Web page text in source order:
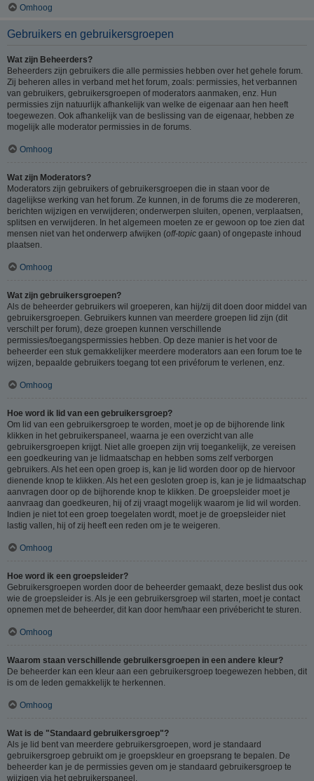
Omhoog
Gebruikers en gebruikersgroepen
Wat zijn Beheerders?
Beheerders zijn gebruikers die alle permissies hebben over het gehele forum.
Zij beheren alles in verband met het forum, zoals: permissies, het verbannen
van gebruikers, gebruikersgroepen of moderators aanmaken, enz. Hun
permissies zijn natuurlijk afhankelijk van welke de eigenaar aan hen heeft
toegewezen. Ook afhankelijk van de beslissing van de eigenaar, hebben ze
mogelijk alle moderator permissies in de forums.
Omhoog
Wat zijn Moderators?
Moderators zijn gebruikers of gebruikersgroepen die in staan voor de
dagelijkse werking van het forum. Ze kunnen, in de forums die ze modereren,
berichten wijzigen en verwijderen; onderwerpen sluiten, openen, verplaatsen,
splitsen en verwijderen. In het algemeen moeten ze er gewoon op toe zien dat
mensen niet van het onderwerp afwijken (off-topic gaan) of ongepaste inhoud
plaatsen.
Omhoog
Wat zijn gebruikersgroepen?
Als de beheerder gebruikers wil groeperen, kan hij/zij dit doen door middel van
gebruikersgroepen. Gebruikers kunnen van meerdere groepen lid zijn (dit
verschilt per forum), deze groepen kunnen verschillende
permissies/toegangspermissies hebben. Op deze manier is het voor de
beheerder een stuk gemakkelijker meerdere moderators aan een forum toe te
wijzen, bepaalde gebruikers toegang tot een privéforum te verlenen, enz.
Omhoog
Hoe word ik lid van een gebruikersgroep?
Om lid van een gebruikersgroep te worden, moet je op de bijhorende link
klikken in het gebruikerspaneel, waarna je een overzicht van alle
gebruikersgroepen krijgt. Niet alle groepen zijn vrij toegankelijk, ze vereisen
een goedkeuring van je lidmaatschap en hebben soms zelf verborgen
gebruikers. Als het een open groep is, kan je lid worden door op de hiervoor
dienende knop te klikken. Als het een gesloten groep is, kan je je lidmaatschap
aanvragen door op de bijhorende knop te klikken. De groepsleider moet je
aanvraag dan goedkeuren, hij of zij vraagt mogelijk waarom je lid wil worden.
Indien je niet tot een groep toegelaten wordt, moet je de groepsleider niet
lastig vallen, hij of zij heeft een reden om je te weigeren.
Omhoog
Hoe word ik een groepsleider?
Gebruikersgroepen worden door de beheerder gemaakt, deze beslist dus ook
wie de groepsleider is. Als je een gebruikersgroep wil starten, moet je contact
opnemen met de beheerder, dit kan door hem/haar een privébericht te sturen.
Omhoog
Waarom staan verschillende gebruikersgroepen in een andere kleur?
De beheerder kan een kleur aan een gebruikersgroep toegewezen hebben, dit
is om de leden gemakkelijk te herkennen.
Omhoog
Wat is de "Standaard gebruikersgroep"?
Als je lid bent van meerdere gebruikersgroepen, word je standaard
gebruikersgroep gebruikt om je groepskleur en groepsrang te bepalen. De
beheerder kan je de permissies geven om je standaard gebruikersgroep te
wijzigen via het gebruikerspaneel.